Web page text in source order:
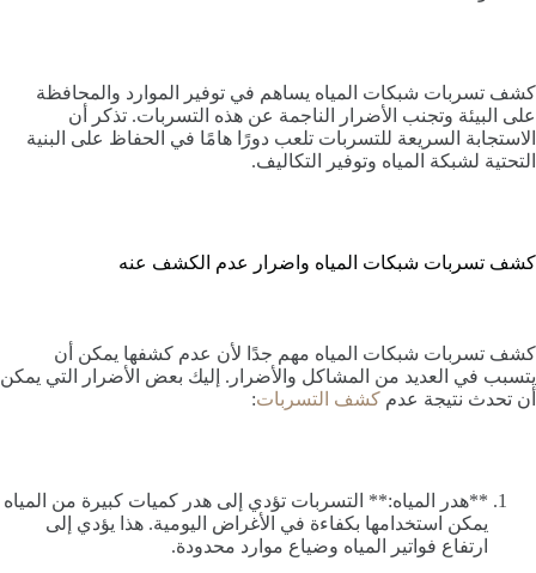
كشف تسربات شبكات المياه يساهم في توفير الموارد والمحافظة
على البيئة وتجنب الأضرار الناجمة عن هذه التسربات. تذكر أن
الاستجابة السريعة للتسربات تلعب دورًا هامًا في الحفاظ على البنية
التحتية لشبكة المياه وتوفير التكاليف.
كشف تسربات شبكات المياه واضرار عدم الكشف عنه
كشف تسربات شبكات المياه مهم جدًا لأن عدم كشفها يمكن أن
يتسبب في العديد من المشاكل والأضرار. إليك بعض الأضرار التي يمكن
أن تحدث نتيجة عدم كشف التسربات:
**هدر المياه:** التسربات تؤدي إلى هدر كميات كبيرة من المياه
يمكن استخدامها بكفاءة في الأغراض اليومية. هذا يؤدي إلى
ارتفاع فواتير المياه وضياع موارد محدودة.